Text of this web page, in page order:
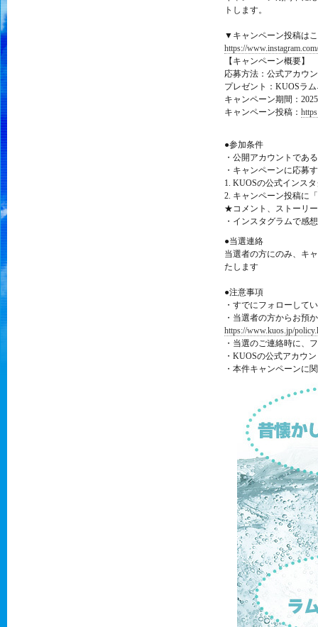
トします。
▼キャンペーン投稿は
https://
【キャンペーン概要】
応募方法：公式アカウ
プレゼント：KUOSラ
キャンペーン期間：
キャンペーン投稿：
●参加条件
・公開アカウントであ
・キャンペーンに応募
1. KUOSの公式インス
2. キャンペーン投稿に
★コメント、ストーリ
・インスタグラムで感
●当選連絡
当選者の方にのみ、キ
たします
●注意事項
・すでにフォローして
・当選者の方からお預
https://www.kuos.jp/
・当選のご連絡時に、
・KUOSの公式アカウ
・本件キャンペーンに